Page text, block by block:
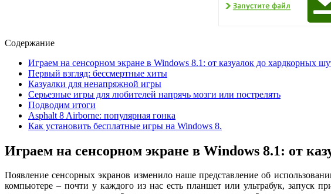
Содержание
Играем на сенсорном экране в Windows 8.1: от казуалок до хардкорных
Первый взгляд: бессмертные хиты
Казуалки для ненапряжной игры
Серьезные игры для любителей напрячь мозги или пострелять
Подводим итоги
Asphalt 8 Airborne: популярная гонка
Как установить бесплатные игры на Windows 8.
Играем на сенсорном экране в Windows 8.1: от
Появление сенсорных экранов изменило наше представление об
компьютере – почти у каждого из нас есть планшет или ультрабук, запуск